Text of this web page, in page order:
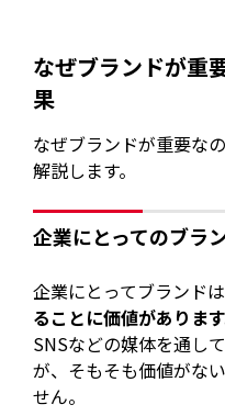
なぜブランドが重
果
なぜブランドが重要な
解説します。
企業にとってのブラ
企業にとってブランド
ることに価値があります
SNSなどの媒体を通し
が、そもそも価値がな
せん。